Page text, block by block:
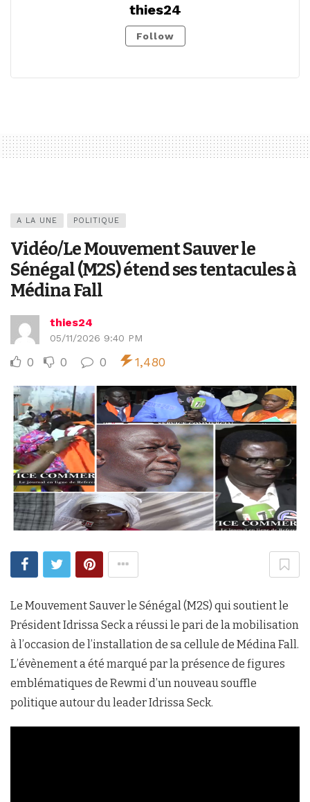
thies24
Follow
A LA UNE POLITIQUE
Vidéo/Le Mouvement Sauver le
Sénégal (M2S) étend ses tentacules à
Médina Fall
thies24
05/11/2026 9:40 PM
0 0 0 1,480
Le Mouvement Sauver le Sénégal (M2S) qui soutient le
Président Idrissa Seck a réussi le pari de la mobilisation
à l’occasion de l’installation de sa cellule de Médina Fall.
L’évènement a été marqué par la présence de figures
emblématiques de Rewmi d’un nouveau souffle
politique autour du leader Idrissa Seck.